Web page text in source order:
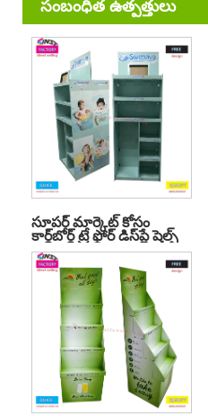
సంబంధిత ఉత్పత్తులు
సూపర్ మార్కెట్ కోసం
కార్డ్‌బోర్డ్ ట్రే ఫ్లోర్ డిస్‌ప్లే షెల్ఫ్